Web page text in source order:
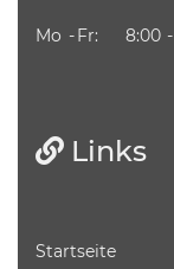
Mo -Fr: 8:00 -
Links
Startseite